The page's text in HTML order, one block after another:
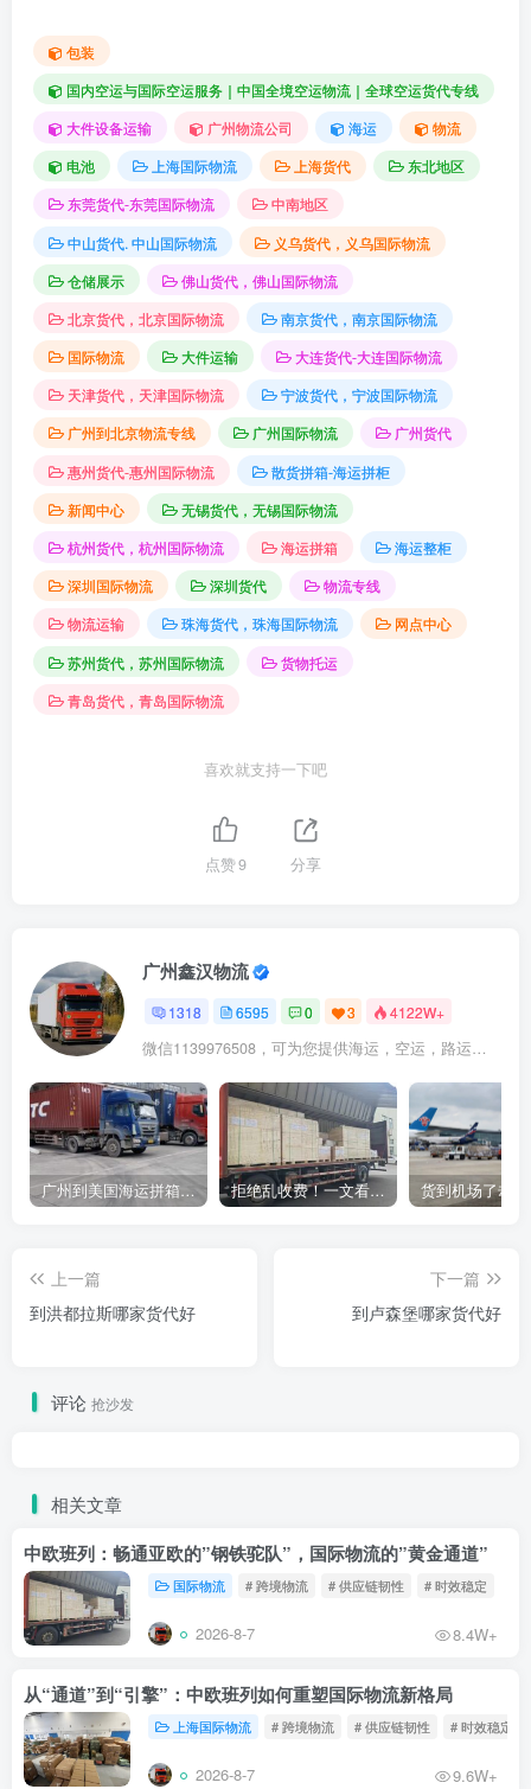
包装
国内空运与国际空运服务｜中国全境空运物流｜全球空运货代专线
大件设备运输
广州物流公司 海运
物流
电池
上海国际物流 上海货代
东北地区
东莞货代-东莞国际物流
中南地区
中山货代. 中山国际物流
义乌货代，义乌国际物流
仓储展示
佛山货代，佛山国际物流
北京货代，北京国际物流
南京货代，南京国际物流
国际物流
大件运输
大连货代-大连国际物流
天津货代，天津国际物流
宁波货代，宁波国际物流
广州到北京物流专线
广州国际物流
广州货代
惠州货代-惠州国际物流
散货拼箱-海运拼柜
新闻中心
无锡货代，无锡国际物流
杭州货代，杭州国际物流
海运拼箱
海运整柜
深圳国际物流
深圳货代
物流专线
物流运输
珠海货代，珠海国际物流
网点中心
苏州货代，苏州国际物流
货物托运
青岛货代，青岛国际物流
喜欢就支持一下吧
点赞9 分享
广州鑫汉物流
1318 6595 0 3 4122W+
微信1139976508，可为您提供海运，空运，路运，铁路运输
广州到美国海运拼箱多少钱？2024年最新运费构成+隐藏费用避坑指南 拒绝乱收费！一文看懂中国货代计费套路，教你避开所有隐形坑
上一篇
到洪都拉斯哪家货代好
下一篇
到卢森堡哪家货代好
评论 抢沙发
相关文章
中欧班列：畅通亚欧的”钢铁驼队”，国际物流的”黄金通道”
国际物流 # 跨境物流 # 供应链韧性 # 时效稳定
2026-8-7 8.4W+
从“通道”到“引擎”：中欧班列如何重塑国际物流新格局
上海国际物流 # 跨境物流 # 供应链韧性 # 时效稳定
2026-8-7 9.6W+